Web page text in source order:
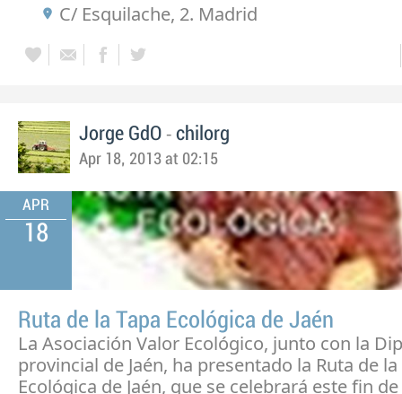
C/ Esquilache, 2. Madrid
Jorge GdO - chilorg
Apr 18, 2013 at 02:15
APR
18
Ruta de la Tapa Ecológica de Jaén
La Asociación Valor Ecológico, junto con la
provincial de Jaén, ha presentado la Ruta de la
Ecológica de Jaén, que se celebrará este fin